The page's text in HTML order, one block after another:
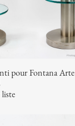
pour Fontana Arte